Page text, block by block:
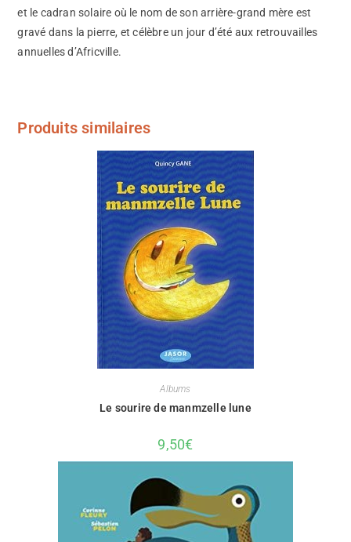
et le cadran solaire où le nom de son arrière-grand mère est
gravé dans la pierre, et célèbre un jour d’été aux retrouvailles
annuelles d’Africville.
Produits similaires
Albums
Le sourire de manmzelle lune
9,50€